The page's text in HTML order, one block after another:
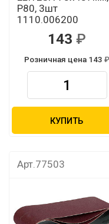
Р80, 3шт
1110.006200
143
Розничная цена 143
КУПИТЬ
Арт.77503